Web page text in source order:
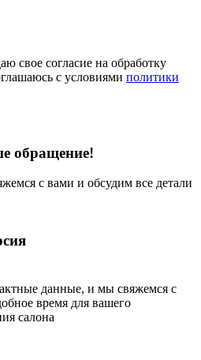
свое согласие на обработку
с условиями политики
обращение!
с вами и обсудим все детали
данные, и мы свяжемся с
время для вашего
салона